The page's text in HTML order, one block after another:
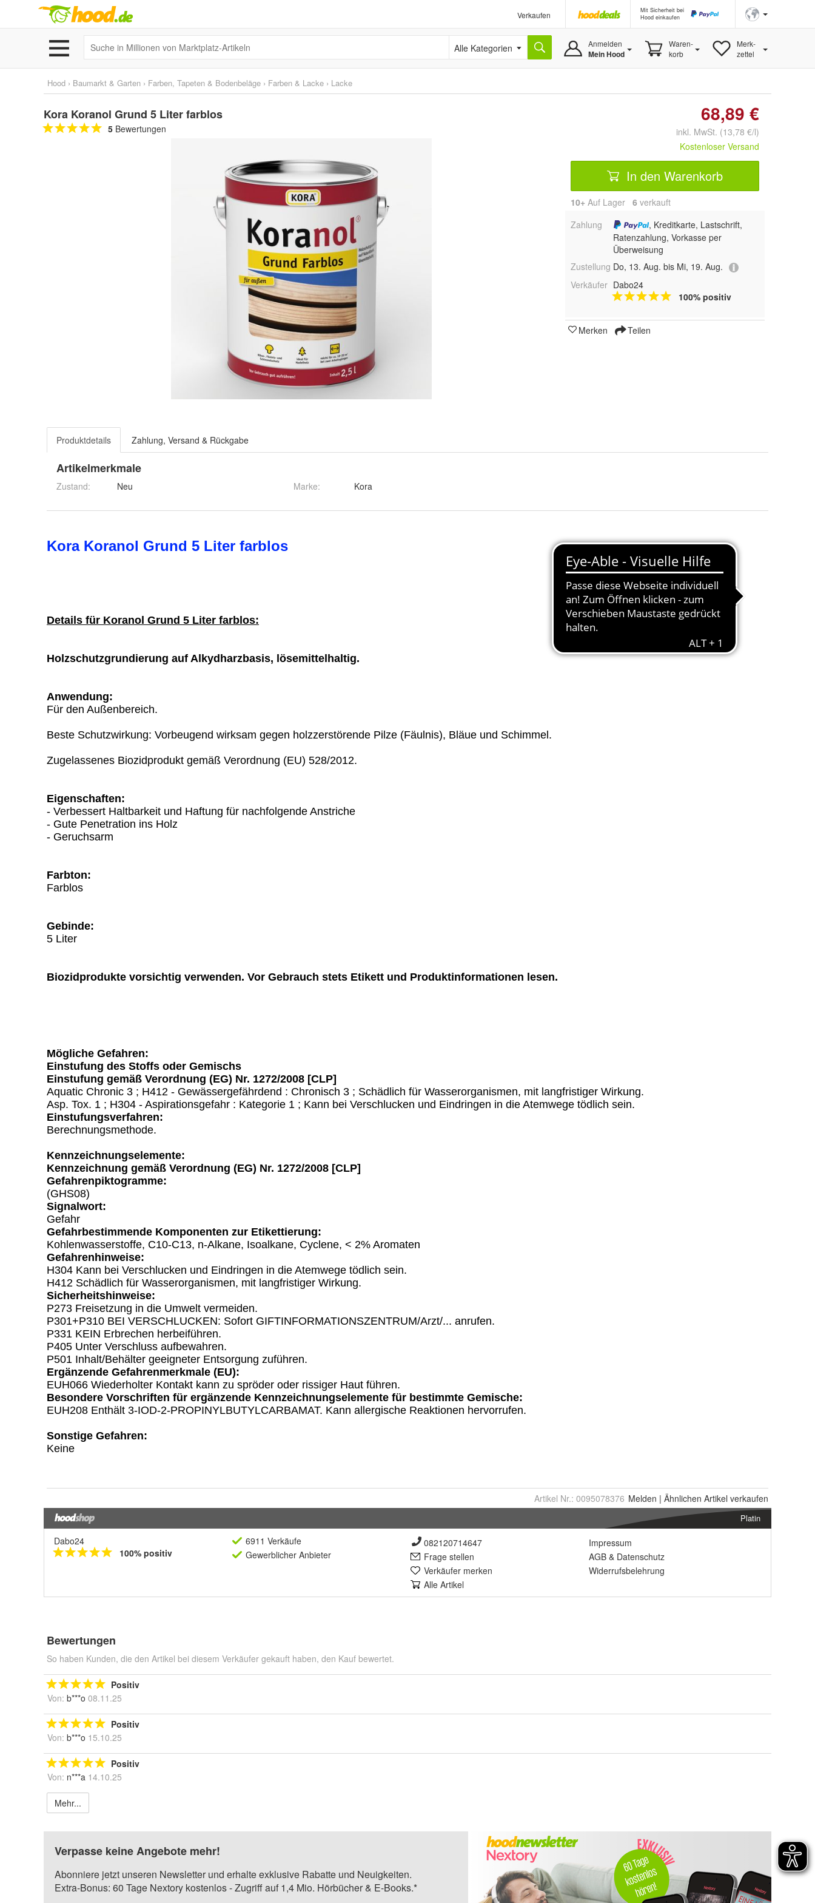
Verkaufen
Mit Sicherheit bei
Hood einkaufen
Alle Kategorien Anmelden
Mein Hood
Waren-
korb
Merk-
zettel
Hood › Baumarkt & Garten › Farben, Tapeten & Bodenbeläge › Farben & Lacke › Lacke
Kora Koranol Grund 5 Liter farblos
5 Bewertungen
68,89 €
inkl. MwSt. (13,78 €/l)
Kostenloser Versand
In den Warenkorb
10+ Auf Lager 6 verkauft
Zahlung
, Kreditkarte, Lastschrift,
Ratenzahlung, Vorkasse per
Überweisung
Zustellung Do, 13. Aug. bis Mi, 19. Aug.
Verkäufer Dabo24
100% positiv
Merken Teilen
Produktdetails Zahlung, Versand & Rückgabe
Artikelmerkmale
Zustand: Neu Marke: Kora
Artikel Nr.: 0095078376 Melden | Ähnlichen Artikel verkaufen
Platin
Dabo24
100% positiv
6911 Verkäufe
Gewerblicher Anbieter
082120714647
Frage stellen
Verkäufer merken
Alle Artikel
Impressum
AGB & Datenschutz
Widerrufsbelehrung
Bewertungen
So haben Kunden, die den Artikel bei diesem Verkäufer gekauft haben, den Kauf bewertet.
Positiv
Von: b***o 08.11.25
Positiv
Von: b***o 15.10.25
Positiv
Von: n***a 14.10.25
Mehr...
Verpasse keine Angebote mehr!
Abonniere jetzt unseren Newsletter und erhalte exklusive Rabatte und Neuigkeiten.
Extra-Bonus: 60 Tage Nextory kostenlos - Zugriff auf 1,4 Mio. Hörbücher & E-Books.*